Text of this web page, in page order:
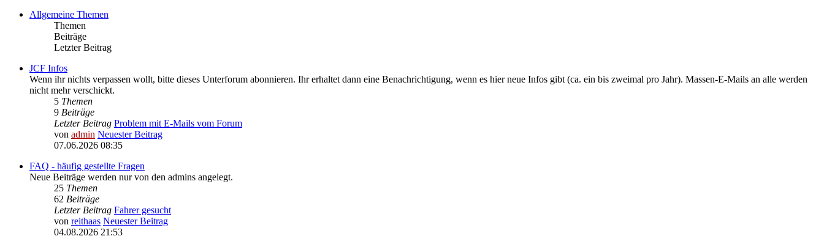
Allgemeine Themen
Themen
Beiträge
Letzter Beitrag
JCF Infos
Wenn ihr nichts verpassen wollt, bitte dieses Unterforum abonnieren. Ihr erhaltet dann eine Benachrichtigung, wenn es hier neue Infos gibt (ca. ein bis zweimal pro Jahr). Massen-E-Mails an alle werden
nicht mehr verschickt.
5 Themen
9 Beiträge
Letzter Beitrag Problem mit E-Mails vom Forum
von admin Neuester Beitrag
07.06.2026 08:35
FAQ - häufig gestellte Fragen
Neue Beiträge werden nur von den admins angelegt.
25 Themen
62 Beiträge
Letzter Beitrag Fahrer gesucht
von reithaas Neuester Beitrag
04.08.2026 21:53